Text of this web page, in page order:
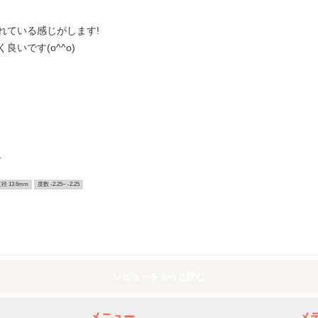
ている感じがします!
良いです(o^^o)
径 13.6mm 度数 -2.25~ -2.25